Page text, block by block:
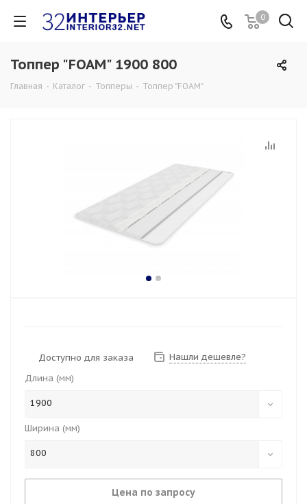
0
Топпер "FOAM" 1900 800
Главная - Каталог - Топперы - Топпер "FOAM"
Доступно для заказа
Нашли дешевле?
Длина (мм)
1900
Ширина (мм)
800
Цена по запросу